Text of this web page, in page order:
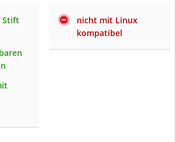
Stift
nicht mit Linux
kompatibel